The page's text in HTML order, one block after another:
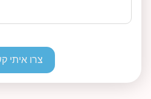
צרו איתי קשר